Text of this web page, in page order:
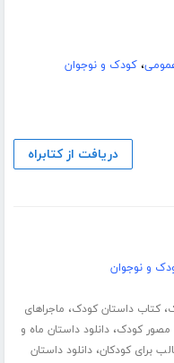
،کودک و نوجوان
دریافت از کتابراه
و نوجوان
،کتاب داستان کودک، ماجراهای
مصور کودک،دانلود داستان ماه و
برای کودکان،دانلود داستان